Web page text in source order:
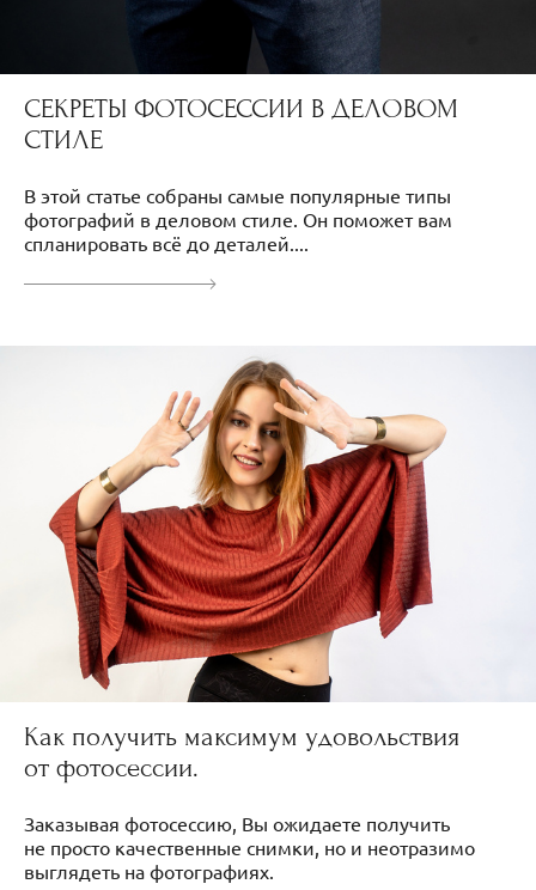
СЕКРЕТЫ ФОТОСЕССИИ В ДЕЛОВОМ
СТИЛЕ
В этой статье собраны самые популярные типы
фотографий в деловом стиле. Он поможет вам
спланировать всё до деталей....
Как получить максимум удовольствия
от фотосессии.
Заказывая фотосессию, Вы ожидаете получить
не просто качественные снимки, но и неотразимо
выглядеть на фотографиях.